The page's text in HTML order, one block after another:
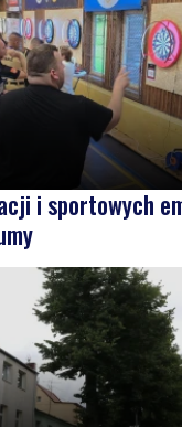
i sportowych
specjalistów.